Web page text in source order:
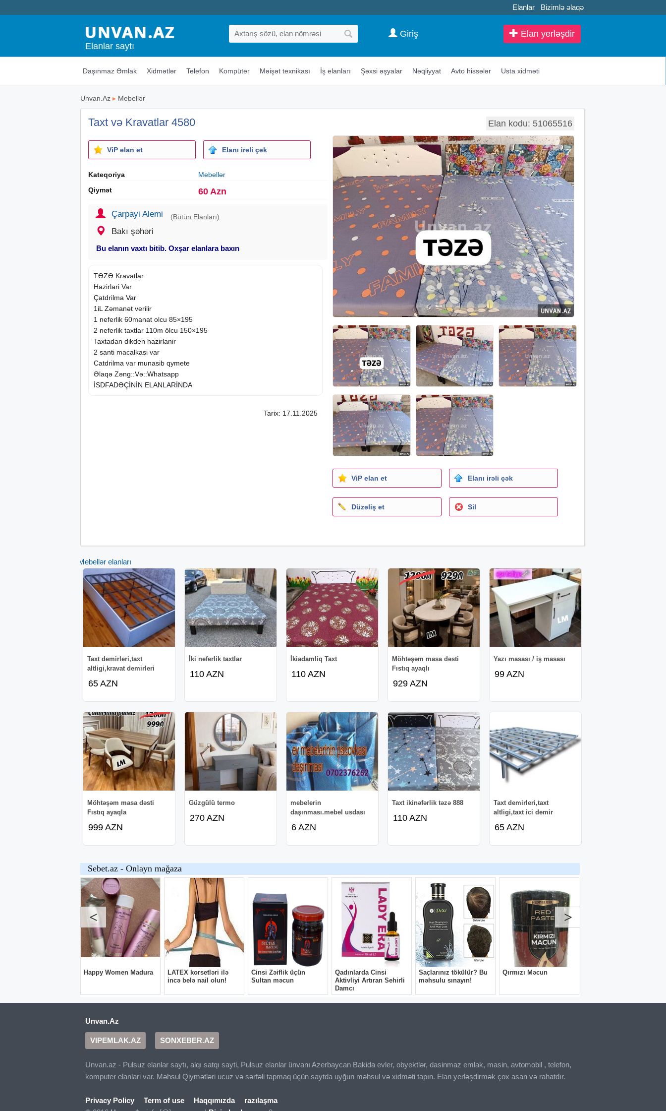
Elanlar Bizimlə əlaqə
Elanlar saytı
Elan yerləşdir
Giriş
Daşınmaz Əmlak Xidmətlər Telefon Kompüter Məişət texnikası İş elanları Şəxsi əşyalar Nəqliyyat Avto hissələr Usta xidməti
Unvan.Az ▸ Mebellər
Taxt və Kravatlar 4580 Elan kodu: 51065516
ViP elan et Elanı irəli çək
Kateqoriya
Mebellər
Qiymət
60 Azn
Çarpayi Alemi (Bütün Elanları)
Bakı şəhəri
Bu elanın vaxtı bitib. Oxşar elanlara baxın
TƏZƏ Kravatlar
Hazirlari Var
Çatdrilma Var
1iL Zəmanət verilir
1 neferlik 60manat olcu 85×195
2 neferlik taxtlar 110m ölcu 150×195
Taxtadan dikden hazirlanir
2 santi macalkasi var
Catdrilma var munasib qymete
Əlaqə Zəng::Və::Whatsapp
İSDFADƏÇİNİN ELANLARİNDA
Tarix: 17.11.2025
ViP elan et Elanı irəli çək
Düzəliş et Sil
Mebellər elanları
Taxt demirleri,taxt
altligi,kravat demirleri
65 AZN
İki neferlik taxtlar
110 AZN
İkiadamliq Taxt
110 AZN
Möhtəşəm masa dəsti
Fıstıq ayaqlı
929 AZN
Yazı masası / iş masası
99 AZN
Möhtəşəm masa dəsti
Fıstıq ayaqla
999 AZN
Güzgülü termo
270 AZN
mebelerin
daşınması.mebel usdası
6 AZN
Taxt ikinəfərlik təzə 888
110 AZN
Taxt demirleri,taxt
altligi,taxt ici demir
65 AZN
Unvan.Az
VIPEMLAK.AZ SONXEBER.AZ
Unvan.az - Pulsuz elanlar saytı, alqı satqı sayti, Pulsuz elanlar ünvanı Azerbaycan Bakida evler, obyektlər, dasinmaz emlak, masin, avtomobil , telefon,
komputer elanlari var. Məhsul Qiymətləri ucuz və sərfəli tapmaq üçün saytda uyğun məhsul və xidməti tapın. Elan yerləşdirmək çox asan və rahatdır.
Privacy Policy Term of use Haqqımızda
razılaşma